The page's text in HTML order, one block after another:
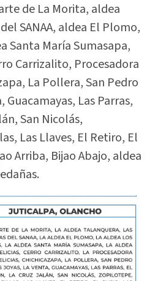
de La Morita, aldea
SANAA, aldea El Plomo,
Santa María Sumasapa,
Carrizalito, Procesadora
La Pollera, San Pedro
Guacamayas, Las Parras,
San Nicolás,
Las Llaves, El Retiro, El
Arriba, Bijao Abajo, aldea